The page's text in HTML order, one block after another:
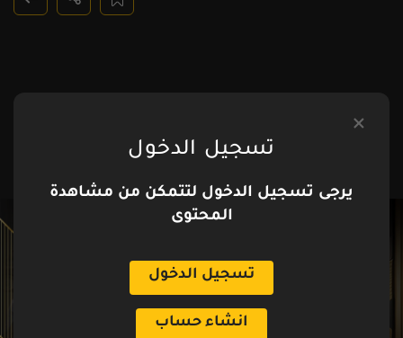
تسجيل الدخول
يرجى تسجيل الدخول لتتمكن من مشاهدة
المحتوى
تسجيل الدخول
انشاء حساب